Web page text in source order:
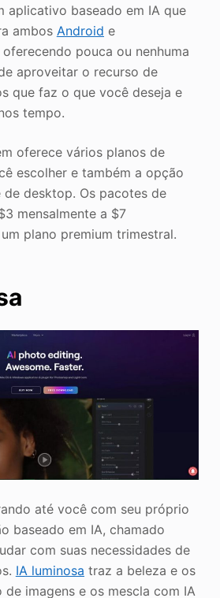
aplicativo baseado em IA que
ambos Android e
pouca ou nenhuma
aproveitar o recurso de
que faz o que você deseja e
tempo.
oferece vários planos de
escolher e também a opção
desktop. Os pacotes de
mensalmente a $7
plano premium trimestral.
até você com seu próprio
baseado em IA, chamado
com suas necessidades de
IA luminosa traz a beleza e os
de imagens e os mescla com IA